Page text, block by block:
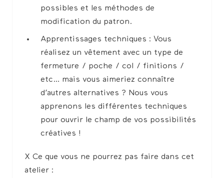
possibles et les méthodes de
modification du patron.
Apprentissages techniques : Vous
réalisez un vêtement avec un type de
fermeture / poche / col / finitions /
etc… mais vous aimeriez connaître
d’autres alternatives ? Nous vous
apprenons les différentes techniques
pour ouvrir le champ de vos possibilités
créatives !
X Ce que vous ne pourrez pas faire dans cet
atelier :